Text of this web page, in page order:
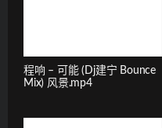
程响 – 可能 (Dj建宁 Bounce
Mix) 风景.mp4